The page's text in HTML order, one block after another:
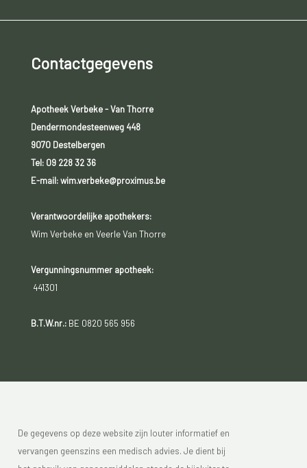
Contactgegevens
Apotheek Verbeke - Van Thorre
Dendermondesteenweg 448
9070 Destelbergen
Tel: 09 228 32 36
E-mail: wim.verbeke@proximus.be
Verantwoordelijke apothekers:
Wim Verbeke en Veerle Van Thorre
Vergunningsnummer apotheek:
441301
B.T.W.nr.:BE 0820 565 956
De gegevens op deze website zijn louter informatief en
vervangen geenszins een medisch advies. Je dient bij